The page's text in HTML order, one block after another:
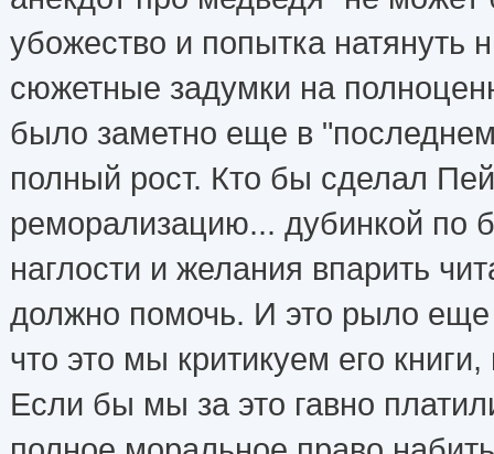
убожество и попытка натянуть
сюжетные задумки на
было заметно еще в
полный рост. Кто бы сделал
реморализацию... дубинкой по
наглости и желания впарить
должно помочь. И это рыло
что это мы критикуем его
Если бы мы за это гавно